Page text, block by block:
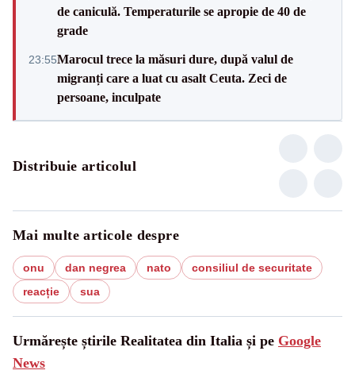
de caniculă. Temperaturile se apropie de 40 de
grade
23:55Marocul trece la măsuri dure, după valul de
migranți care a luat cu asalt Ceuta. Zeci de
persoane, inculpate
Distribuie articolul
Mai multe articole despre
onu dan negrea nato
consiliul de securitate
reacție
sua
Urmărește știrile Realitatea din Italia și pe Google
News